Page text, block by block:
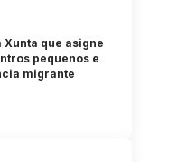
que asigne
pequenos e
migrante